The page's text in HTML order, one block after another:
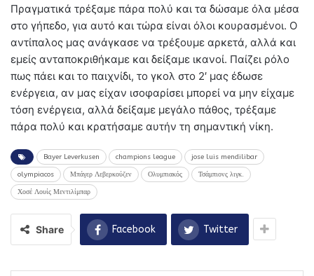
Πραγματικά τρέξαμε πάρα πολύ και τα δώσαμε όλα μέσα
στο γήπεδο, για αυτό και τώρα είναι όλοι κουρασμένοι. Ο
αντίπαλος μας ανάγκασε να τρέξουμε αρκετά, αλλά και
εμείς ανταποκριθήκαμε και δείξαμε ικανοί. Παίζει ρόλο
πως πάει και το παιχνίδι, το γκολ στο 2′ μας έδωσε
ενέργεια, αν μας είχαν ισοφαρίσει μπορεί να μην είχαμε
τόση ενέργεια, αλλά δείξαμε μεγάλο πάθος, τρέξαμε
πάρα πολύ και κρατήσαμε αυτήν τη σημαντική νίκη.
Bayer Leverkusen champions league jose luis mendilibar
olympiacos Μπάγερ Λεβερκούζεν Ολυμπιακός Τσάμπιονς λιγκ.
Χοσέ Λουίς Μεντιλίμπαρ
Share Facebook Twitter